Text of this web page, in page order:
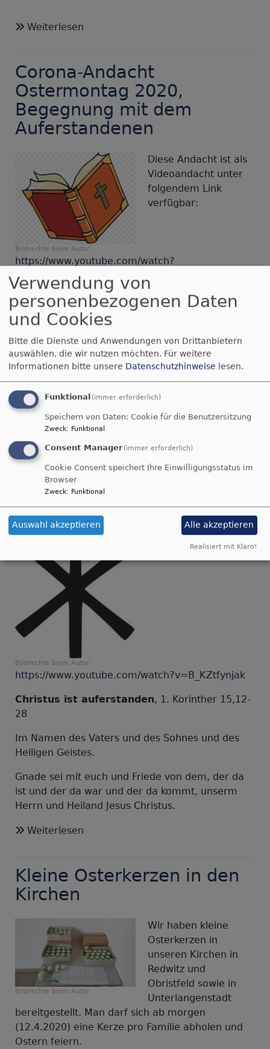
Weiterlesen
Alltagsexerzitien
**
Corona-Andacht
Ostermontag 2020,
Begegnung mit dem
Auferstandenen
Bildrechte beim Autor
Diese Andacht ist als
Videoandacht unter
folgendem Link
verfügbar:
https://www.youtube.com/watch?
v=gFqpBuP10Qk&feature=youtu.be
Die Gnade unseres Herrn Jesus Christus und die
Liebe Gottes und die Gemeinschaft des Heiligen
Geistes sei mit euch allen. Amen.
Herzlich willkommen zur Andacht am
Ostermontag.
Weiterlesen
über
Andacht
Ostermontag
2020,
Begegnung
dem
Auferstandenen
Corona-Andacht
Ostersonntag 2020,
Christus ist auferstanden
Bildrechte beim Autor
Diese Andacht ist als
Videoandacht auf
youtube verfügbar:
https://www.youtube.com/watch?v=B_KZtfynjak
Christus ist auferstanden, 1. Korinther 15,12-
28
Im Namen des Vaters und des Sohnes und des
Heiligen Geistes.
Gnade sei mit euch und Friede von dem, der da
ist und der da war und der da kommt, unserm
Herrn und Heiland Jesus Christus.
Weiterlesen
Ostersonntag
auferstanden
Kleine Osterkerzen in den
Kirchen
Bildrechte beim Autor
Wir haben kleine
Osterkerzen in
unseren Kirchen in
Redwitz und
Obristfeld sowie in
Unterlangenstadt
bereitgestellt. Man darf sich ab morgen
(12.4.2020) eine Kerze pro Familie abholen und
Ostern feiern.
Verwendung von
personenbezogenen Daten
und Cookies
Bitte die Dienste und Anwendungen von Drittanbietern
auswählen, die wir nutzen möchten. Für weitere
Informationen bitte unsere Datenschutzhinweise lesen.
Funktional (immer erforderlich)
Speichern von Daten: Cookie für die Benutzersitzung
Zweck: Funktional
Consent Manager (immer erforderlich)
Cookie Consent speichert Ihre Einwilligungsstatus im
Browser
Zweck: Funktional
Auswahl akzeptieren Alle akzeptieren
Realisiert mit Klaro!